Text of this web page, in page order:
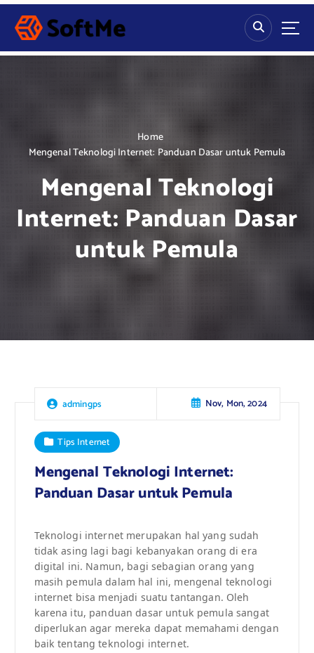
S
p
Home
Mengenal Teknologi Internet: Panduan Dasar untuk Pemula
Mengenal Teknologi
Internet: Panduan Dasar
untuk Pemula
admingps Nov, Mon, 2024
Tips Internet
Mengenal Teknologi Internet:
Panduan Dasar untuk Pemula
Teknologi internet merupakan hal yang sudah
tidak asing lagi bagi kebanyakan orang di era
digital ini. Namun, bagi sebagian orang yang
masih pemula dalam hal ini, mengenal teknologi
internet bisa menjadi suatu tantangan. Oleh
karena itu, panduan dasar untuk pemula sangat
diperlukan agar mereka dapat memahami dengan
baik tentang teknologi internet.